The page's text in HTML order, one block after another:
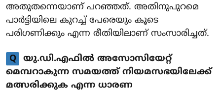
അതുതന്നെയാണ് പറഞ്ഞത്. അതിനുപുറമെ
പാർട്ടിയിലെ കുറച്ച് പേരെയും കൂടെ
പരിഗണിക്കും എന്ന രീതിയിലാണ് സംസാരിച്ചത്.
Q
യു.ഡി.എഫിൽ അസോസിയേറ്റ്
മെമ്പറാകുന്ന സമയത്ത് നിയമസഭയിലേക്ക്
മത്സരിക്കുക എന്ന ധാരണ